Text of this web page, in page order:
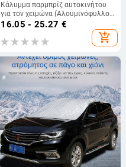
Κάλυμμα παρμπρίζ αυτοκινήτου
για τον χειμώνα (Αλουμινόφυλλο;
Παχύ; Καρό σχέδιο; Εγκατάσταση
τύπου με κάρτα; Βάρος 360 g)
16.05 - 25.27 €
add_shopping_cart